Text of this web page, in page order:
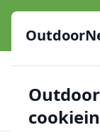
OutdoorNet -
himmel
23 produktyper
Verificerede